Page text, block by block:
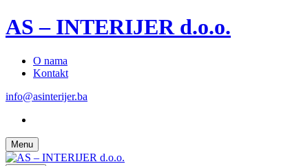
AS – INTERIJER d.o.o.
O nama
Kontakt
info@asinterijer.ba
Menu